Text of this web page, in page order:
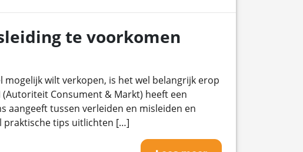
te voorkomen
wilt verkopen, is het wel belangrijk erop
Consument & Markt) heeft een
aangeeft tussen verleiden en misleiden en
praktische tips uitlichten […]